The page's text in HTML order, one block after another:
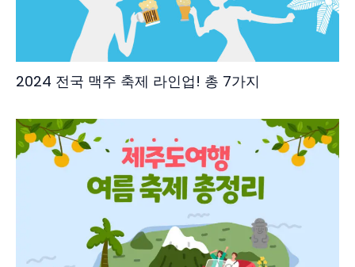
2024 전국 맥주 축제 라인업! 총 7가지